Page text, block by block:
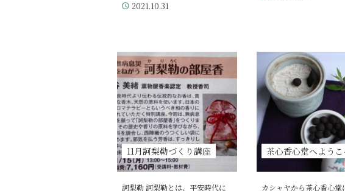
2021.10.31
11月訶梨勒づくり講座
訶梨勒 訶梨勒とは、平安時代に
茶心香心堂へようこ
カシャヤから茶心香心堂